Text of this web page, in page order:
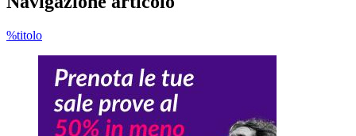
%titolo